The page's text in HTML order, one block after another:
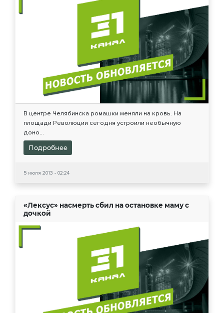
В центре Челябинска ромашки меняли на кровь. На
площади Революции сегодня устроили необычную
доно...
Подробнее
5 июля 2013 - 02:24
«Лексус» насмерть сбил на остановке маму с
дочкой